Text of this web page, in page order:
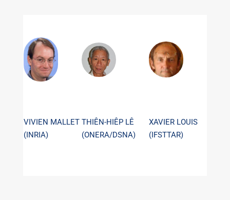
VIVIEN MALLET
(INRIA)
THIÊN-HIÊP LÊ
(ONERA/DSNA)
XAVIER LOUIS
(IFSTTAR)